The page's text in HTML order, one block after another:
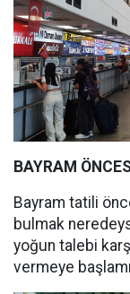
BAYRAM
Bayram tatili
bulmak
yoğun talebi
vermeye